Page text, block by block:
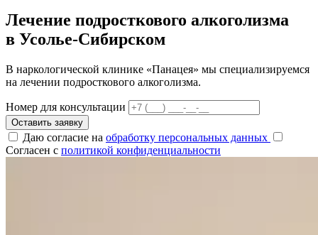
Лечение подросткового алкоголизма
в Усолье-Сибирском
В наркологической клинике «Панацея» мы специализируемся
на лечении подросткового алкоголизма.
Номер для консультации
Оставить заявку
Даю согласие на обработку персональных данных
Согласен с политикой конфиденциальности